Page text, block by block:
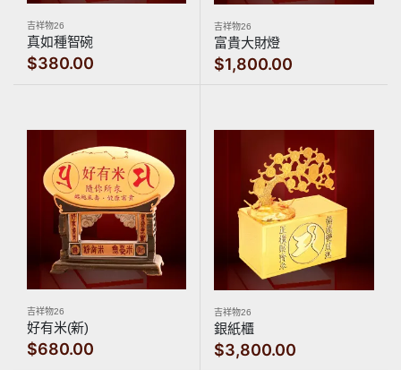
吉祥物26
真如種智碗
$380.00
吉祥物26
富貴大財燈
$1,800.00
吉祥物26
好有米(新)
$680.00
吉祥物26
銀紙櫃
$3,800.00